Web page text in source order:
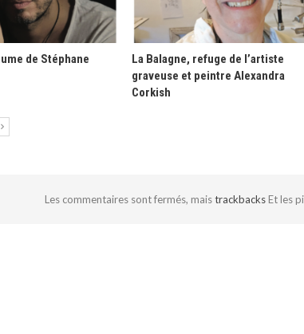
de Stéphane
La Balagne, refuge de l’artiste
graveuse et peintre Alexandra
Corkish
Les commentaires sont fermés, maistrackbacks Et les